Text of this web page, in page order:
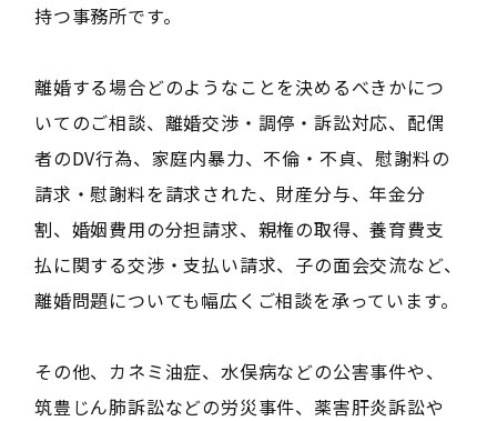
持つ事務所です。
離婚する場合どのようなことを決めるべきかにつ
いてのご相談、離婚交渉・調停・訴訟対応、配偶
者のDV行為、家庭内暴力、不倫・不貞、慰謝料の
請求・慰謝料を請求された、財産分与、年金分
割、婚姻費用の分担請求、親権の取得、養育費支
払に関する交渉・支払い請求、子の面会交流など、
離婚問題についても幅広くご相談を承っています。
その他、カネミ油症、水俣病などの公害事件や、
筑豊じん肺訴訟などの労災事件、薬害肝炎訴訟や